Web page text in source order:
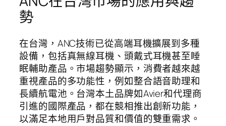
勢
在台灣，ANC技術已從高端耳機擴展到多種
設備，包括真無線耳機、頭戴式耳機甚至睡
眠輔助產品。市場趨勢顯示，消費者越來越
重視產品的多功能性，例如整合語音助理和
長續航電池。台灣本土品牌如Avier和代理商
引進的國際產品，都在競相推出創新功能，
以滿足本地用戶對品質和價值的雙重需求。